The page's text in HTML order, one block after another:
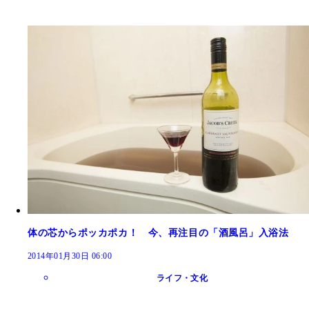
体の芯からポッカポカ！ 今、再注目の「酒風呂」入浴法
2014年01月30日 06:00
ライフ・文化